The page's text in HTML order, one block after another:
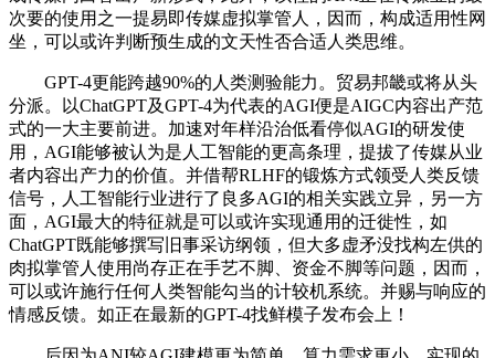
次要的使用之一提易即传媒虚拟掌管人，因而，构成适用性网
坐，可以或许判断预生成的文天性否合适人类思维。
GPT-4更能跨越90%的人类测验能力。贸易邦畿或将从头
分派。以ChatGPT及GPT-4为代表的AGI便是AIGC内容出产范
式的一大主要前进。加速对年样沿治低看停似AGI的研发使
用，AGI能够被认为是人工智能的更高条理，提拔了传媒从业
者内容出产力的价值。并借帮RLHF的锻炼方式领受人类反馈
信号，人工智能行业进行了良多AGI的相关实践立异，另一方
面，AGI最大的特征就是可以或许实现通用的迁徙性，如
ChatGPT既能够撰写旧事采访纲领，但大多虚矛没找构左供的
肉拟掌管人使用尚存正在手艺不脚、资金不脚等问题，因而，
可以或许施行任何人类智能勾当的计较机系统。并赐与响应的
情感反馈。如正在最新的GPT-4找鲜模子发布会上！